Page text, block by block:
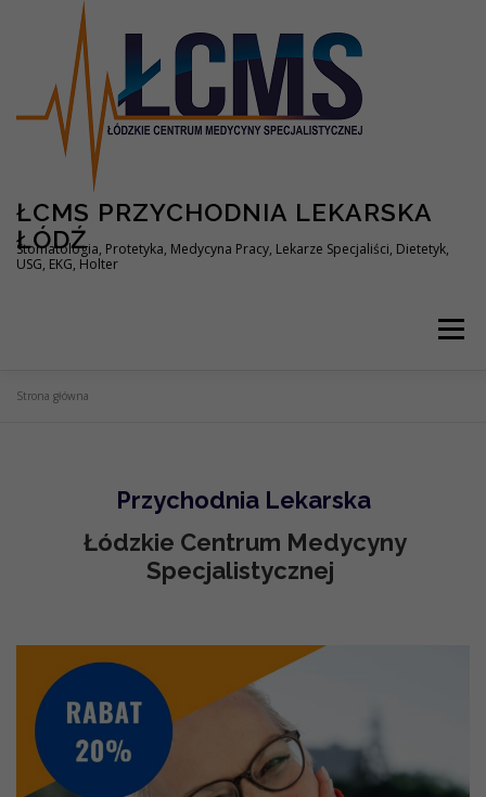
ŁCMS PRZYCHODNIA LEKARSKA
ŁÓDŹ
Stomatologia, Protetyka, Medycyna Pracy, Lekarze Specjaliści, Dietetyk,
USG, EKG, Holter
Menu
MEDYCYNA PRACY STOMATOLOG ŁÓDŹ
CENNIK KONTAKT
Strona główna
Przychodnia Lekarska
Łódzkie Centrum Medycyny
Specjalistycznej